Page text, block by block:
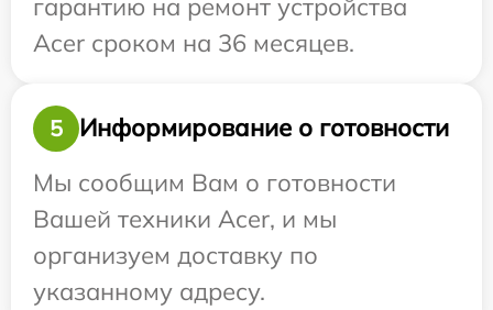
гарантию на ремонт устройства
Acer сроком на 36 месяцев.
5
Информирование о готовности
Мы сообщим Вам о готовности
Вашей техники Acer, и мы
организуем доставку по
указанному адресу.